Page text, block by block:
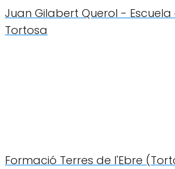
Juan Gilabert Querol -
Tortosa
Formació Terres de l'Ebre